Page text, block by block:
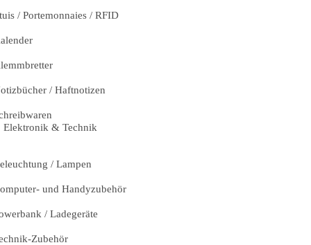
/ Portemonnaies / RFID
/ Haftnotizen
Elektronik & Technik
/ Lampen
und Handyzubehör
/ Ladegeräte
Zubehör